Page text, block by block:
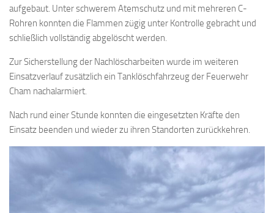
aufgebaut. Unter schwerem Atemschutz und mit mehreren C-
Rohren konnten die Flammen zügig unter Kontrolle gebracht und
schließlich vollständig abgelöscht werden.
Zur Sicherstellung der Nachlöscharbeiten wurde im weiteren
Einsatzverlauf zusätzlich ein Tanklöschfahrzeug der Feuerwehr
Cham nachalarmiert.
Nach rund einer Stunde konnten die eingesetzten Kräfte den
Einsatz beenden und wieder zu ihren Standorten zurückkehren.